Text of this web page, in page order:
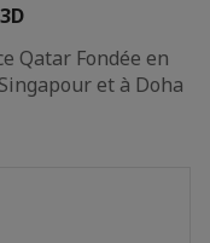
Qatar Fondée en
et à Doha